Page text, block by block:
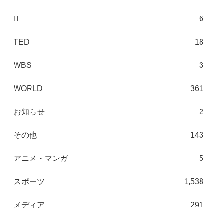
IT 6
TED 18
WBS 3
WORLD 361
お知らせ 2
その他 143
アニメ・マンガ 5
スポーツ 1,538
メディア 291